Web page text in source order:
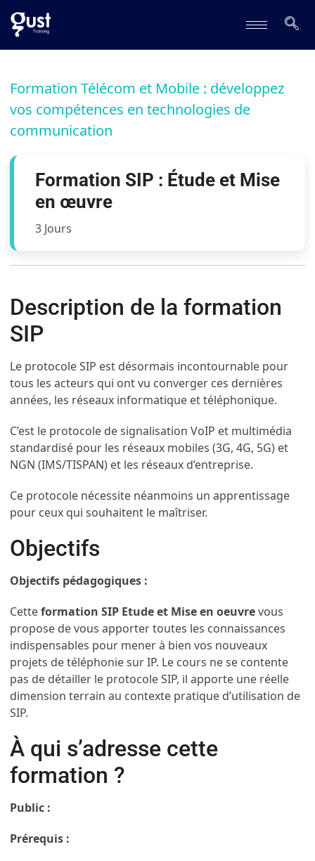
Formation Télécom et Mobile : développez
vos compétences en technologies de
communication
Formation SIP : Étude et Mise
en œuvre
3 Jours
Description de la formation
SIP
Le protocole SIP est désormais incontournable pour
tous les acteurs qui ont vu converger ces dernières
années, les réseaux informatique et téléphonique.
C’est le protocole de signalisation VoIP et multimédia
standardisé pour les réseaux mobiles (3G, 4G, 5G) et
NGN (IMS/TISPAN) et les réseaux d’entreprise.
Ce protocole nécessite néanmoins un apprentissage
pour ceux qui souhaitent le maîtriser.
Objectifs
Objectifs pédagogiques :
Cetteformation SIP Etude et Mise en oeuvrevous
propose de vous apporter toutes les connaissances
indispensables pour mener à bien vos nouveaux
projets de téléphonie sur IP. Le cours ne se contente
pas de détailler le protocole SIP, il apporte une réelle
dimension terrain au contexte pratique d’utilisation de
SIP.
À qui s’adresse cette
formation ?
Public :
Prérequis :